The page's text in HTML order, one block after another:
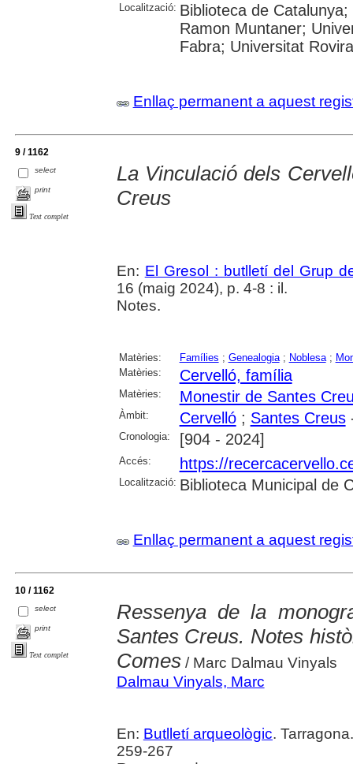
Localització: Biblioteca de
Ramon Muntaner;
Fabra; Universitat
Enllaç permanent a aquest
9 / 1162
select
print
Text complet
La Vinculació dels
Creus
En: El Gresol : butlletí del Grup
16 (maig 2024), p. 4-8 : il.
Notes.
Matèries: Famílies ; Genealogia; Noblesa;
Matèries:
Cervelló, família
Matèries: Monestir de Santes
Àmbit: Cervelló; Santes Creus
Cronologia: [904 - 2024]
Accés: https://
Localització: Biblioteca Municipal de
Enllaç permanent a aquest
10 / 1162
select
print
Text complet
Ressenya de la
Santes Creus. Notes
Comes/ Marc Dalmau Vinyals
Dalmau Vinyals, Marc
En: Butlletí arqueològic.
259-267